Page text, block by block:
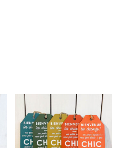
produit
plusieurs
variations.